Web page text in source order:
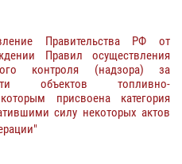
Правительства РФ от
Правил осуществления
контроля (надзора) за
объектов топливно-
присвоена категория
силу некоторых актов